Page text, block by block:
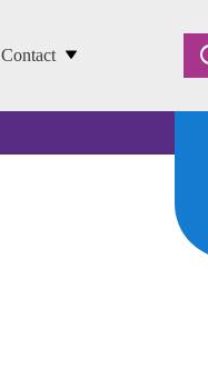
Contact